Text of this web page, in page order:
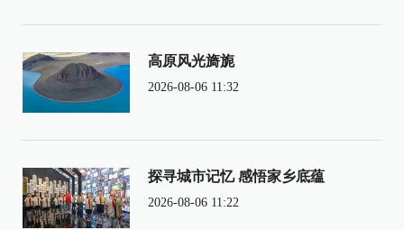
高原风光旖旎
2026-08-06 11:32
探寻城市记忆 感悟家乡底蕴
2026-08-06 11:22